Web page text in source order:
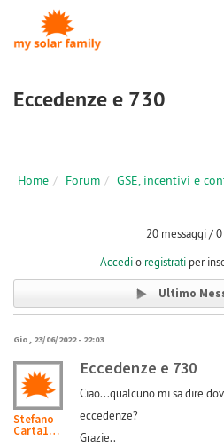
Salta al contenuto principale
Eccedenze e 730
Home Forum GSE, incentivi e
20 messaggi /
Accedio registratiper
Ultimo
Gio, 23/06/2022 - 22:03
Stefano
Carta16...
Eccedenze e 730
Ciao...qualcuno mi sa dire
eccedenze?
Grazie..